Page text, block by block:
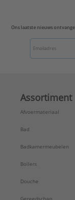
Ons laatste nieuws
Assortiment
Afvoermateriaal
Bad
Badkamermeubelen
Boilers
Douche
Gereedschap